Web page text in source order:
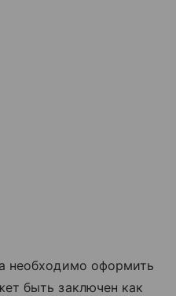
необходимо оформить
быть заключен как